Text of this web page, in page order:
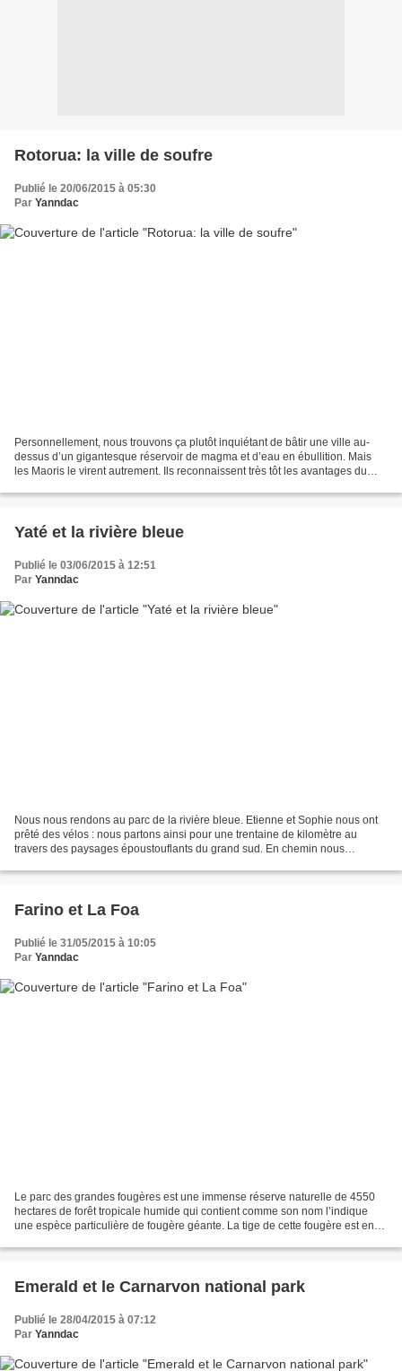
Rotorua: la ville de soufre
Publié le 20/06/2015 à 05:30
Par Yanndac
Personnellement, nous trouvons ça plutôt inquiétant de bâtir une ville au-
dessus d’un gigantesque réservoir de magma et d’eau en ébullition. Mais
les Maoris le virent autrement. Ils reconnaissent très tôt les avantages du
Yaté et la rivière bleue
Publié le 03/06/2015 à 12:51
Par Yanndac
Nous nous rendons au parc de la rivière bleue. Etienne et Sophie nous ont
prêté des vélos : nous partons ainsi pour une trentaine de kilomètre au
travers des paysages époustouflants du grand sud. En chemin nous
Farino et La Foa
Publié le 31/05/2015 à 10:05
Par Yanndac
Le parc des grandes fougères est une immense réserve naturelle de 4550
hectares de forêt tropicale humide qui contient comme son nom l’indique
une espèce particulière de fougère géante. La tige de cette fougère est en
Emerald et le Carnarvon national park
Publié le 28/04/2015 à 07:12
Par Yanndac